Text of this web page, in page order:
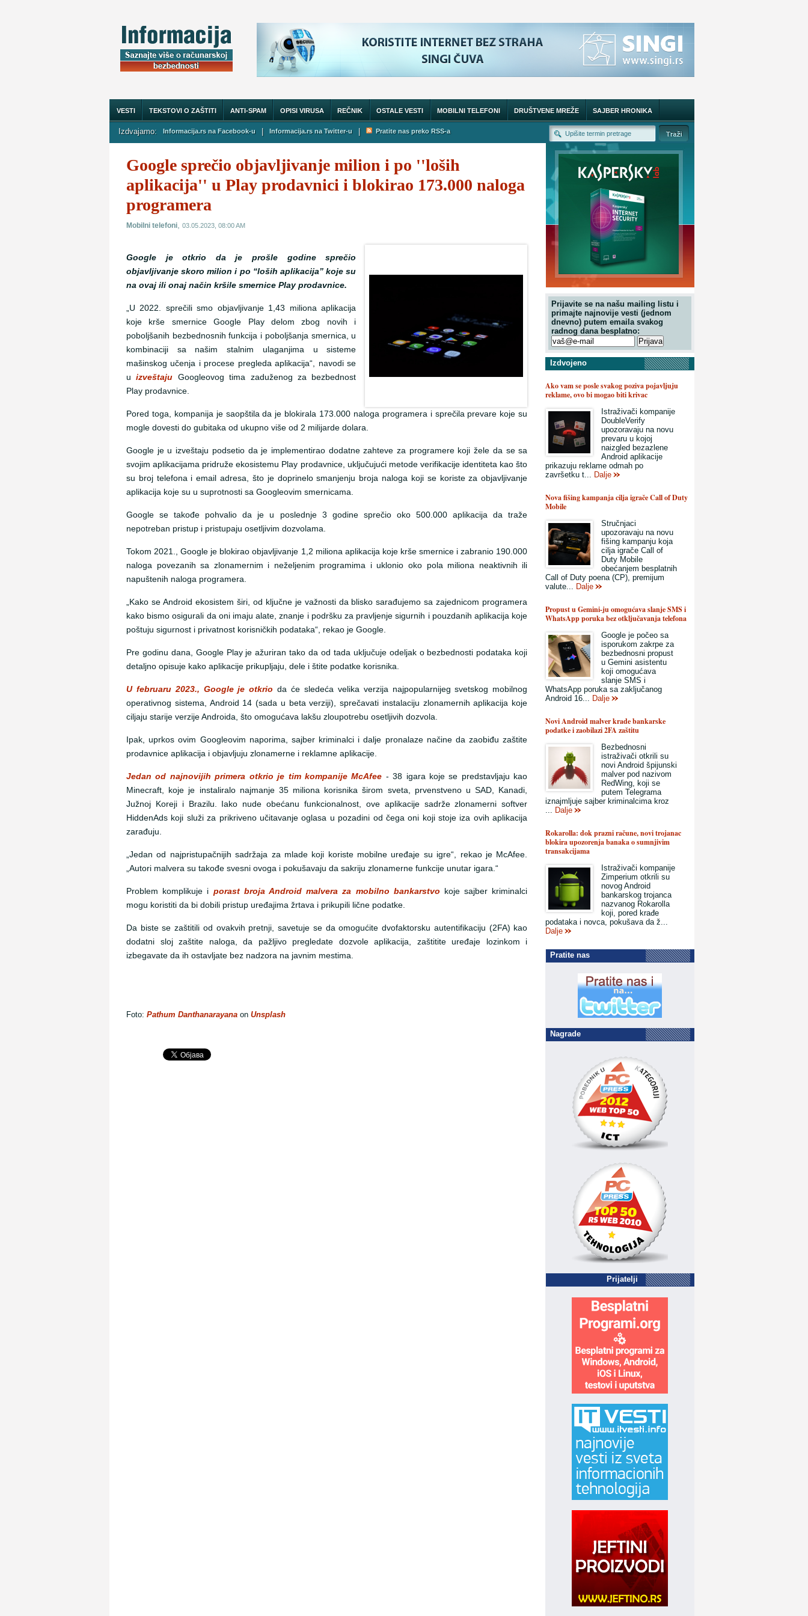
VESTI TEKSTOVI O ZAŠTITI ANTI-SPAM OPISI VIRUSA REČNIK OSTALE VESTI MOBILNI TELEFONI DRUŠTVENE MREŽE SAJBER HRONIKA
O NAMA
Izdvajamo: Informacija.rs na Facebook-u | Informacija.rs na Twitter-u | Pratite nas preko RSS-a
Google sprečio objavljivanje milion i po ''loših
aplikacija'' u Play prodavnici i blokirao 173.000 naloga
programera
Mobilni telefoni, 03.05.2023, 08:00 AM
Google je otkrio da je prošle godine sprečio
objavljivanje skoro milion i po “loših aplikacija” koje su
na ovaj ili onaj način kršile smernice Play prodavnice.
„U 2022. sprečili smo objavljivanje 1,43 miliona aplikacija
koje krše smernice Google Play delom zbog novih i
poboljšanih bezbednosnih funkcija i poboljšanja smernica, u
kombinaciji sa našim stalnim ulaganjima u sisteme
mašinskog učenja i procese pregleda aplikacija“, navodi se
uizveštaju Googleovog tima zaduženog za bezbednost
Play prodavnice.
Pored toga, kompanija je saopštila da je blokirala 173.000 naloga programera i sprečila prevare koje su
mogle dovesti do gubitaka od ukupno više od 2 milijarde dolara.
Google je u izveštaju podsetio da je implementirao dodatne zahteve za programere koji žele da se sa
svojim aplikacijama pridruže ekosistemu Play prodavnice, uključujući metode verifikacije identiteta kao što
su broj telefona i email adresa, što je doprinelo smanjenju broja naloga koji se koriste za objavljivanje
aplikacija koje su u suprotnosti sa Googleovim smernicama.
Google se takođe pohvalio da je u poslednje 3 godine sprečio oko 500.000 aplikacija da traže
nepotreban pristup i pristupaju osetljivim dozvolama.
Tokom 2021., Google je blokirao objavljivanje 1,2 miliona aplikacija koje krše smernice i zabranio 190.000
naloga povezanih sa zlonamernim i neželjenim programima i uklonio oko pola miliona neaktivnih ili
napuštenih naloga programera.
„Kako se Android ekosistem širi, od ključne je važnosti da blisko sarađujemo sa zajednicom programera
kako bismo osigurali da oni imaju alate, znanje i podršku za pravljenje sigurnih i pouzdanih aplikacija koje
poštuju sigurnost i privatnost korisničkih podataka“, rekao je Google.
Pre godinu dana, Google Play je ažuriran tako da od tada uključuje odeljak o bezbednosti podataka koji
detaljno opisuje kako aplikacije prikupljaju, dele i štite podatke korisnika.
U februaru 2023., Google je otkrio da će sledeća velika verzija najpopularnijeg svetskog mobilnog
operativnog sistema, Android 14 (sada u beta verziji), sprečavati instalaciju zlonamernih aplikacija koje
ciljaju starije verzije Androida, što omogućava lakšu zloupotrebu osetljivih dozvola.
Ipak, uprkos ovim Googleovim naporima, sajber kriminalci i dalje pronalaze načine da zaobiđu zaštite
prodavnice aplikacija i objavljuju zlonamerne i reklamne aplikacije.
Jedan od najnovijih primera otkrio je tim kompanije McAfee - 38 igara koje se predstavljaju kao
Minecraft, koje je instaliralo najmanje 35 miliona korisnika širom sveta, prvenstveno u SAD, Kanadi,
Južnoj Koreji i Brazilu. Iako nude obećanu funkcionalnost, ove aplikacije sadrže zlonamerni softver
HiddenAds koji služi za prikriveno učitavanje oglasa u pozadini od čega oni koji stoje iza ovih aplikacija
zarađuju.
„Jedan od najpristupačnijih sadržaja za mlade koji koriste mobilne uređaje su igre“, rekao je McAfee.
„Autori malvera su takođe svesni ovoga i pokušavaju da sakriju zlonamerne funkcije unutar igara.“
Problem komplikuje i porast broja Android malvera za mobilno bankarstvo koje sajber kriminalci
mogu koristiti da bi dobili pristup uređajima žrtava i prikupili lične podatke.
Da biste se zaštitili od ovakvih pretnji, savetuje se da omogućite dvofaktorsku autentifikaciju (2FA) kao
dodatni sloj zaštite naloga, da pažljivo pregledate dozvole aplikacija, zaštitite uređaje lozinkom i
izbegavate da ih ostavljate bez nadzora na javnim mestima.
Foto: Pathum Danthanarayana on Unsplash
Prijavite se na našu mailing listu i
primajte najnovije vesti (jednom
dnevno) putem emaila svakog
radnog dana besplatno:
Izdvojeno
Ako vam se posle svakog poziva pojavljuju
reklame, ovo bi mogao biti krivac
Istraživači kompanije
DoubleVerify
upozoravaju na novu
prevaru u kojoj
naizgled bezazlene
Android aplikacije
prikazuju reklame odmah po
završetku t... Dalje
Nova fišing kampanja cilja igrače Call of Duty
Mobile
Stručnjaci
upozoravaju na novu
fišing kampanju koja
cilja igrače Call of
Duty Mobile
obećanjem besplatnih
Call of Duty poena (CP), premijum
valute... Dalje
Propust u Gemini-ju omogućava slanje SMS i
WhatsApp poruka bez otključavanja telefona
Google je počeo sa
isporukom zakrpe za
bezbednosni propust
u Gemini asistentu
koji omogućava
slanje SMS i
WhatsApp poruka sa zaključanog
Android 16... Dalje
Novi Android malver krade bankarske
podatke i zaobilazi 2FA zaštitu
Bezbednosni
istraživači otkrili su
novi Android špijunski
malver pod nazivom
RedWing, koji se
putem Telegrama
iznajmljuje sajber kriminalcima kroz
... Dalje
Rokarolla: dok prazni račune, novi trojanac
blokira upozorenja banaka o sumnjivim
transakcijama
Istraživači kompanije
Zimperium otkrili su
novog Android
bankarskog trojanca
nazvanog Rokarolla
koji, pored krađe
podataka i novca, pokušava da ž...
Dalje
Pratite nas
Nagrade
Prijatelji